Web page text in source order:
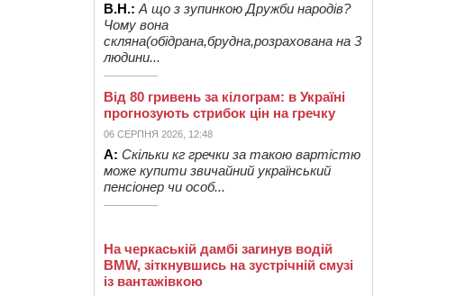
В.Н.: А що з зупинкою Дружби народів?
Чому вона
скляна(обідрана,брудна,розрахована на 3
людини...
Від 80 гривень за кілограм: в Україні
прогнозують стрибок цін на гречку
06 СЕРПНЯ 2026, 12:48
А: Скільки кг гречки за такою вартістю
може купити звичайний український
пенсіонер чи особ...
На черкаській дамбі загинув водій
BMW, зіткнувшись на зустрічній смузі
із вантажівкою